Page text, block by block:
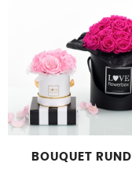
BOUQUET RUND